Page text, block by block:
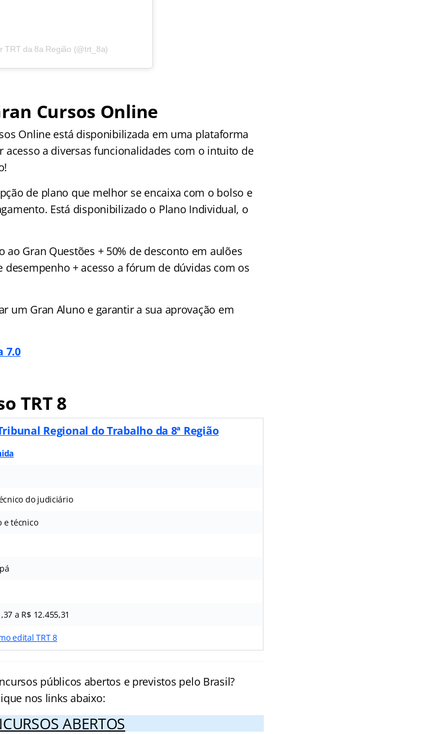
TRT da 8a Região (@trt_8a)
Cursos Online
Online está disponibilizada em uma plataforma
acesso a diversas funcionalidades com o intuito de
de plano que melhor se encaixa com o bolso e
Está disponibilizado o Plano Individual, o
ao Gran Questões + 50% de desconto em aulões
+ acesso a fórum de dúvidas com os
um Gran Aluno e garantir a sua aprovação em
7.0
TRT 8
Regional do Trabalho da 8ª Região
do judiciário
e técnico
a R$ 12.455,31
edital TRT 8
públicos abertos e previstos pelo Brasil?
nos links abaixo:
ABERTOS